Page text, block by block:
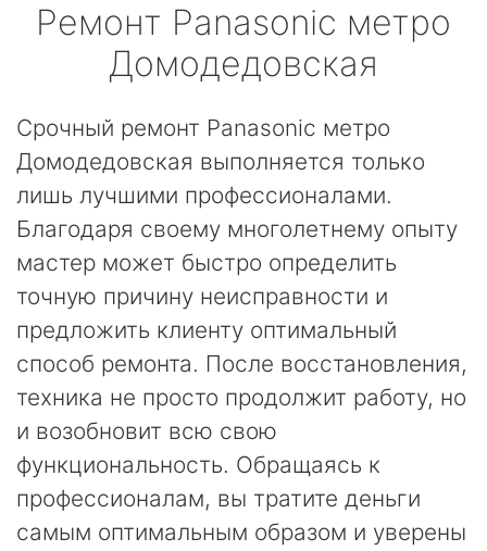
Ремонт Panasonic метро
Домодедовская
Срочный ремонт Panasonic метро
Домодедовская выполняется только
лишь лучшими профессионалами.
Благодаря своему многолетнему опыту
мастер может быстро определить
точную причину неисправности и
предложить клиенту оптимальный
способ ремонта. После восстановления,
техника не просто продолжит работу, но
и возобновит всю свою
функциональность. Обращаясь к
профессионалам, вы тратите деньги
самым оптимальным образом и уверены